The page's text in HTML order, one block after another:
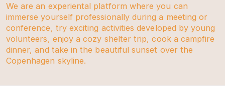
We are an experiental platform where you can
immerse yourself professionally during a meeting or
conference, try exciting activities developed by young
volunteers, enjoy a cozy shelter trip, cook a campfire
dinner, and take in the beautiful sunset over the
Copenhagen skyline.